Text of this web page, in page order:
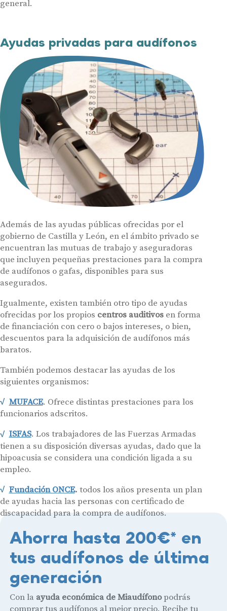
general.
Ayudas privadas para audífonos
Además de las ayudas públicas ofrecidas por el
gobierno de Castilla y León, en el ámbito privado se
encuentran las mutuas de trabajo y aseguradoras
que incluyen pequeñas prestaciones para la compra
de audífonos o gafas, disponibles para sus
asegurados.
Igualmente, existen también otro tipo de ayudas
ofrecidas por los propios centros auditivos en forma
de financiación con cero o bajos intereses, o bien,
descuentos para la adquisición de audífonos más
baratos.
También podemos destacar las ayudas de los
siguientes organismos:
MUFACE. Ofrece distintas prestaciones para los
funcionarios adscritos.
ISFAS. Los trabajadores de las Fuerzas Armadas
tienen a su disposición diversas ayudas, dado que la
hipoacusia se considera una condición ligada a su
empleo.
Fundación ONCE. todos los años presenta un plan
de ayudas hacia las personas con certificado de
discapacidad para la compra de audífonos.
Ahorra hasta 200€* en
tus audífonos de última
generación
Con la ayuda económica de Miaudífonopodrás
comprar tus audífonos al mejor precio. Recibe tu